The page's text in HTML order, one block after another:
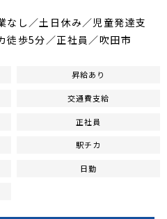
なし／土日休み／児童発達支
徒歩5分／正社員／吹田市
昇給あり
交通費支給
正社員
駅チカ
日勤